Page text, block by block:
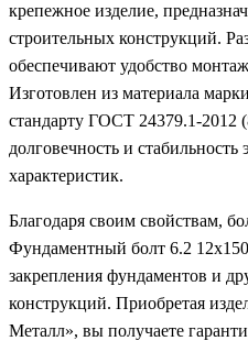
крепежное изделие,
строительных конструкций.
обеспечивают удобство
Изготовлен из материала
стандарту ГОСТ 24379.1-2012
долговечность и
характеристик.
Благодаря своим свойствам,
Фундаментный болт 6.2
закрепления фундаментов и
конструкций. Приобретая
Металл», вы получаете